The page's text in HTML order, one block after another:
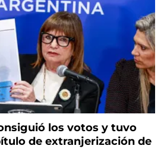
los votos y tuvo
de extranjerización de